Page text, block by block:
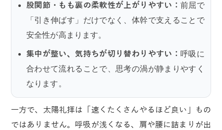
股関節・もも裏の柔軟性が上がりやすい：前屈で
「引き伸ばす」だけでなく、体幹で支えることで
安全性が高まります。
集中が整い、気持ちが切り替わりやすい：呼吸に
合わせて流れることで、思考の渦が静まりやすく
なります。
一方で、太陽礼拝は「速くたくさんやるほど良い」もの
ではありません。呼吸が浅くなる、肩や腰に詰まりが出